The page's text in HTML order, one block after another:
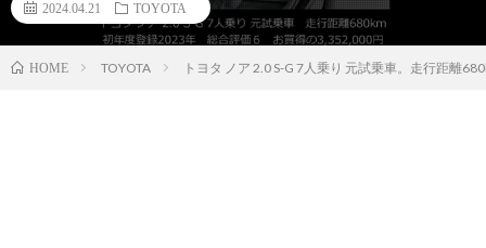
2024.04.21 TOYOTA
HOME TOYOTA トヨタ ノア 2.0 S-G 7人乗り 元試乗車。走行距離